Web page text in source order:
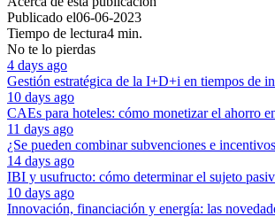
Publicado el06-06-2023
Tiempo de lectura4 min.
No te lo pierdas
4 days ago
Gestión estratégica de la I+D+i en tiempos de
10 days ago
CAEs para hoteles: cómo monetizar el ahorro
11 days ago
¿Se pueden combinar subvenciones e
14 days ago
IBI y usufructo: cómo determinar el sujeto
10 days ago
Innovación, financiación y energía: las